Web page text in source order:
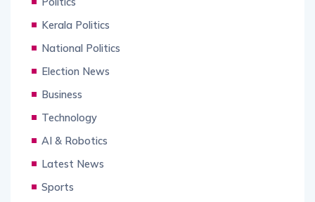
Kerala Politics
National Politics
Election News
Business
Technology
AI & Robotics
Latest News
Sports